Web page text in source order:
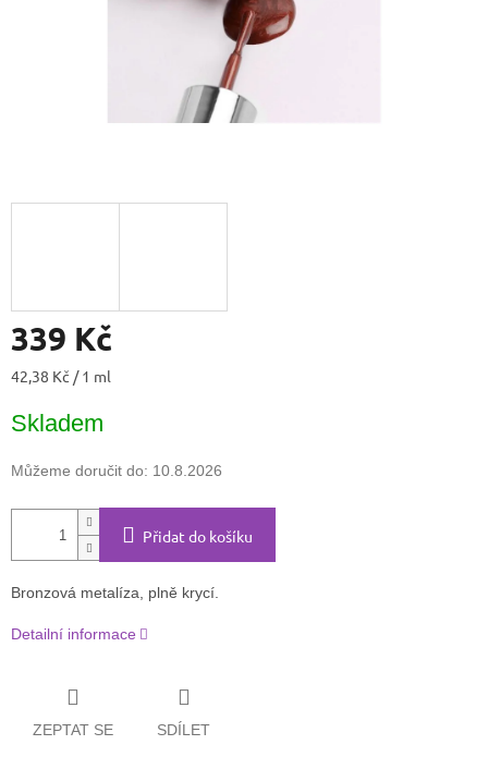
339 Kč
Měrná
42,38 Kč / 1 ml
Skladem
Můžeme doručit do: 10.8.2026
Přidat do košíku
Bronzová metalíza, plně krycí.
Detailní informace
ZEPTAT SE SDÍLET